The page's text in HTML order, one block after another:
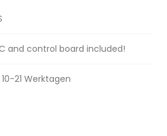
and control board included!
21 Werktagen